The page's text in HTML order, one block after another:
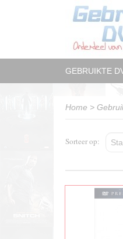
GEBRUIKTE
Home >
Sorteer op: